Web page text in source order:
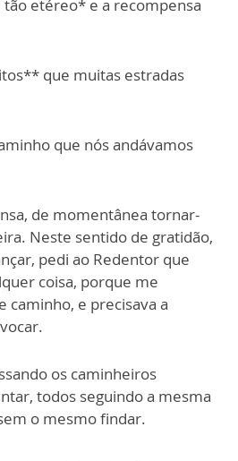
etéreo* e a recompensa
que muitas estradas
que nós andávamos
de momentânea tornar-
Neste sentido de gratidão,
pedi ao Redentor que
coisa, porque me
caminho, e precisava a
os caminheiros
todos seguindo a mesma
o mesmo findar.